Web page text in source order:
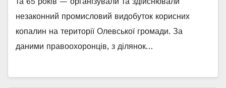
незаконний промисловий видобуток корисних
копалин на території Олевської громади. За
даними правоохоронців, з ділянок…